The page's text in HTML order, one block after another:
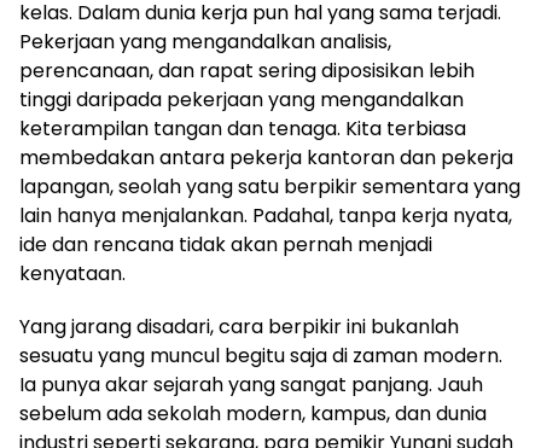
kelas. Dalam dunia kerja pun hal yang sama terjadi.
Pekerjaan yang mengandalkan analisis,
perencanaan, dan rapat sering diposisikan lebih
tinggi daripada pekerjaan yang mengandalkan
keterampilan tangan dan tenaga. Kita terbiasa
membedakan antara pekerja kantoran dan pekerja
lapangan, seolah yang satu berpikir sementara yang
lain hanya menjalankan. Padahal, tanpa kerja nyata,
ide dan rencana tidak akan pernah menjadi
kenyataan.
Yang jarang disadari, cara berpikir ini bukanlah
sesuatu yang muncul begitu saja di zaman modern.
Ia punya akar sejarah yang sangat panjang. Jauh
sebelum ada sekolah modern, kampus, dan dunia
industri seperti sekarang, para pemikir Yunani sudah